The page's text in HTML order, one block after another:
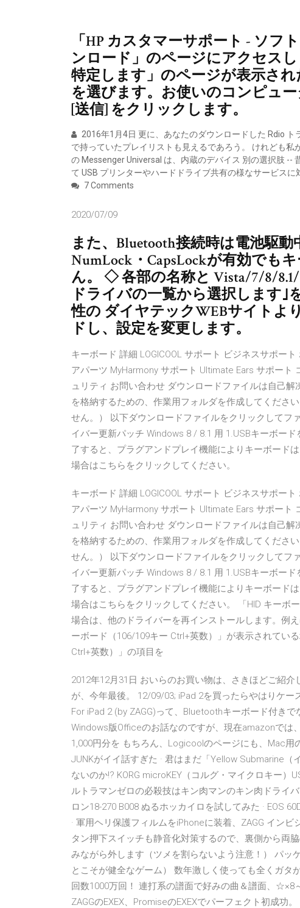
「HP カスタマーサポート - ソ
ンロード」のページにアクセス
特定します」のページが表示さ
を選びます。お使いのコンピュ
[送信] をクリックします。
2016年1月4日 更に、あなたのダウンロードした Rdio
で持っていたプレイリストも見えるであろう。 けれども
の Messenger Universal は、内蔵のデバイス 別の選択肢 --
て USB プリンターやハードドライブ共有の様なサービス
7 Comments
2020/07/09
また、Bluetooth接続時は電池駆動
NumLock・CapsLockが有効でも
ん。 ◇ 各部の名称と Vista/7/8/
ドライバの一覧から選択します｣
性の ダイヤテックWEBサイトよ
ドし、設定を変更します。
キーボード 詳細 LOGICOOL サポート ビジネスサポー
アパーツ MyHarmony サポート Ultimate Ears サポー
ュリティ お問い合わせ ダウンロードファイルは自己
を格納するための、作業用フォルダを作成してくださ
せん。） 以下ダウンロードファイルをクリックしてフ
イバー更新パッチ Windows 8 / 8.1 用 1.USBキーボー
了すると、プラグアンドプレイ機能によりキーボード
場合はこちらをクリックしてください。
キーボード 詳細 LOGICOOL サポート ビジネスサポー
アパーツ MyHarmony サポート Ultimate Ears サポー
ュリティ お問い合わせ ダウンロードファイルは自己
を格納するための、作業用フォルダを作成してくださ
せん。） 以下ダウンロードファイルをクリックしてフ
イバー更新パッチ Windows 8 / 8.1 用 1.USBキーボー
了すると、プラグアンドプレイ機能によりキーボード
場合はこちらをクリックしてください。 「HID キーボ
場合は、他のドライバーを再インストールします。例
ーボード（106/109キー Ctrl+英数）」が表示されてい
Ctrl+英数）」の項目を
2012年12月31日 おいらのお買い物は、さきほどご紹介
が、今年最後。 12/09/03; iPad 2を買ったらやはりケ
For iPad 2 (by ZAGG)って、Bluetoothキーボード付き
Windows版Officeのお話なのですが、現在amazonでは
1,000円分を もちろん、Logicoolのページにも、Mac
JUNKがイイ話すぎた · 君はまだ「Yellow Submarine
ないのか!? KORG microKEY（コルグ・マイクロキー）
ルトラマンゼロの必殺技はキン肉マンのキン肉ドライ
ロン18-270 B008 ぬるホッカイロを試してみた · EOS
· 軍用ヘリ保護フィルムをiPhoneに装着、ZAGG イン
タン押下スイッチも静音化対策するので、裏側から両
みながら外します（ツメを割らないよう注意！） パッ
とこそが健全なゲーム） 数年激しく使っても全くガタ
回数1000万回！ 連打系の譜面で好みの曲＆譜面、☆×8
ZAGGのEXEX、PromiseのEXEXでパーフェクト初成功